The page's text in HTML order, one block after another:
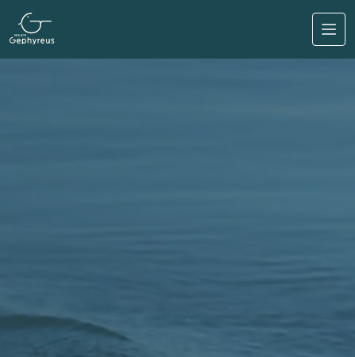
Pular para o conteúdo principal